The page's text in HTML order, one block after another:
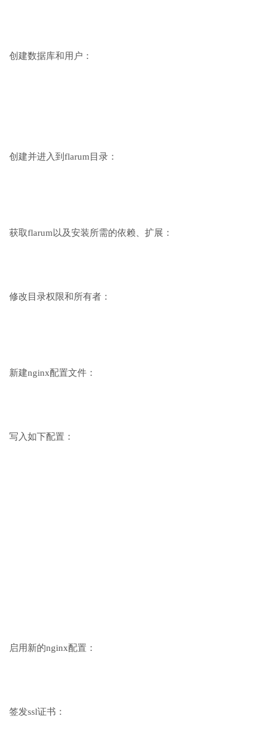
创建数据库和用户：
创建并进入到flarum目录：
获取flarum以及安装所需的依赖、扩展：
修改目录权限和所有者：
新建nginx配置文件：
写入如下配置：
启用新的nginx配置：
签发ssl证书：